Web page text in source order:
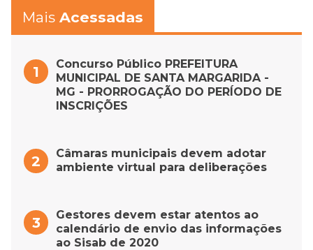
Mais Acessadas
Concurso Público PREFEITURA
MUNICIPAL DE SANTA MARGARIDA -
MG - PRORROGAÇÃO DO PERÍODO DE
INSCRIÇÕES
Câmaras municipais devem adotar
ambiente virtual para deliberações
Gestores devem estar atentos ao
calendário de envio das informações
ao Sisab de 2020